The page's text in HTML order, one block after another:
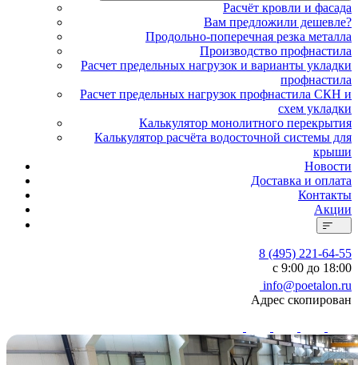
Расчёт кровли и фасада
Вам предложили дешевле?
Продольно-поперечная резка металла
Производство профнастила
Расчет предельных нагрузок и варианты укладки
профнастила
Расчет предельных нагрузок профнастила СКН и
схем укладки
Калькулятор монолитного перекрытия
Калькулятор расчёта водосточной системы для
крыши
Новости
Доставка и оплата
Контакты
Акции
8 (495) 221-64-55
с 9:00 до 18:00
info@poetalon.ru
Адрес скопирован